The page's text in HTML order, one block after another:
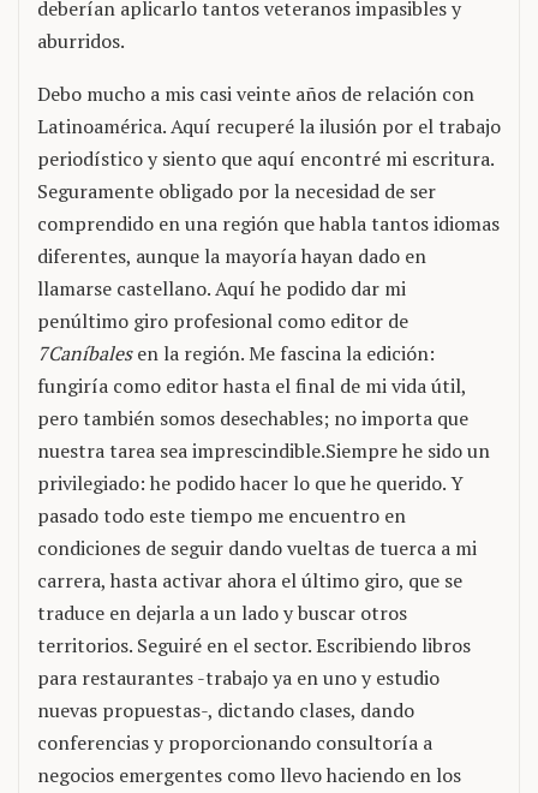
deberían aplicarlo tantos veteranos impasibles y
aburridos.
Debo mucho a mis casi veinte años de relación con
Latinoamérica. Aquí recuperé la ilusión por el trabajo
periodístico y siento que aquí encontré mi escritura.
Seguramente obligado por la necesidad de ser
comprendido en una región que habla tantos idiomas
diferentes, aunque la mayoría hayan dado en
llamarse castellano. Aquí he podido dar mi
penúltimo giro profesional como editor de
7Caníbalesen la región. Me fascina la edición:
fungiría como editor hasta el final de mi vida útil,
pero también somos desechables; no importa que
nuestra tarea sea imprescindible.Siempre he sido un
privilegiado: he podido hacer lo que he querido. Y
pasado todo este tiempo me encuentro en
condiciones de seguir dando vueltas de tuerca a mi
carrera, hasta activar ahora el último giro, que se
traduce en dejarla a un lado y buscar otros
territorios. Seguiré en el sector. Escribiendo libros
para restaurantes -trabajo ya en uno y estudio
nuevas propuestas-, dictando clases, dando
conferencias y proporcionando consultoría a
negocios emergentes como llevo haciendo en los